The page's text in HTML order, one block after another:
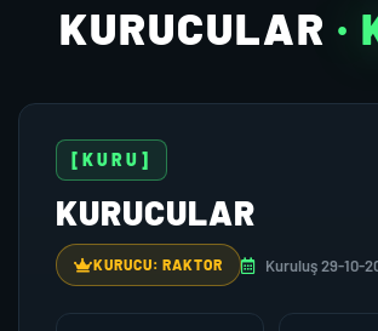
KURUCULAR ·
[KURU]
KURUCULAR
KURUCU: RAKTOR Kuruluş 29-10-